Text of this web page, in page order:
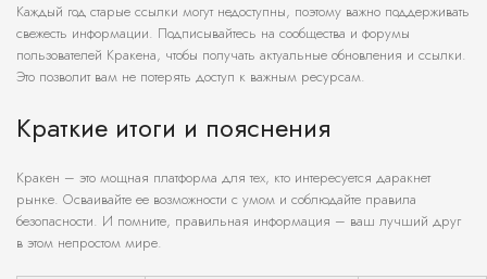
Каждый год старые ссылки могут недоступны, поэтому важно поддерживать
свежесть информации. Подписывайтесь на сообщества и форумы
пользователей Кракена, чтобы получать актуальные обновления и ссылки.
Это позволит вам не потерять доступ к важным ресурсам.
Краткие итоги и пояснения
Кракен – это мощная платформа для тех, кто интересуется даракнет
рынке. Осваивайте ее возможности с умом и соблюдайте правила
безопасности. И помните, правильная информация – ваш лучший друг
в этом непростом мире.